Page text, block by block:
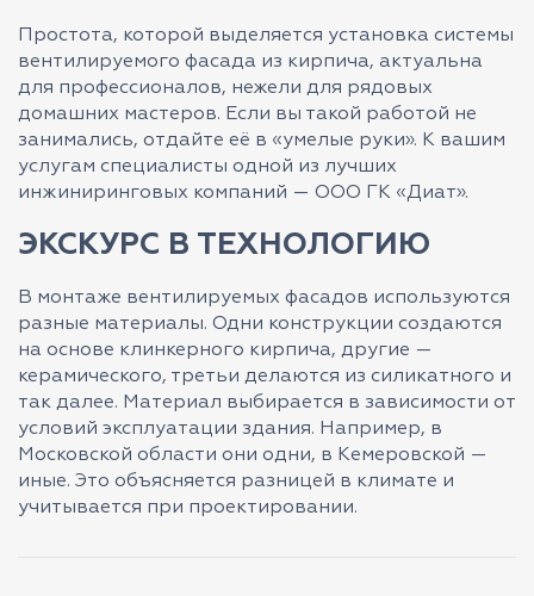
Простота, которой выделяется установка системы
вентилируемого фасада из кирпича, актуальна
для профессионалов, нежели для рядовых
домашних мастеров. Если вы такой работой не
занимались, отдайте её в «умелые руки». К вашим
услугам специалисты одной из лучших
инжиниринговых компаний — ООО ГК «Диат».
ЭКСКУРС В ТЕХНОЛОГИЮ
В монтаже вентилируемых фасадов используются
разные материалы. Одни конструкции создаются
на основе клинкерного кирпича, другие —
керамического, третьи делаются из силикатного и
так далее. Материал выбирается в зависимости от
условий эксплуатации здания. Например, в
Московской области они одни, в Кемеровской —
иные. Это объясняется разницей в климате и
учитывается при проектировании.